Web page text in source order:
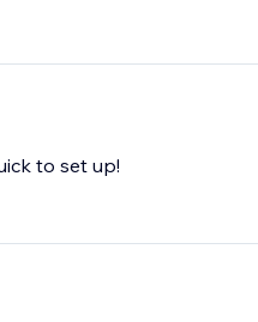
to set up!